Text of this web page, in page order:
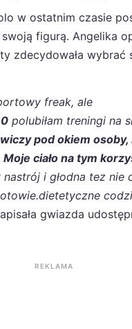
w ostatnim czasie
figurą. Angelika
zdecydowała wybrać
freak, ale
polubiłam treningi na
pod okiem osoby,
ciało na tym
nastrój i głodna tez nie
gwiazda
REKLAMA